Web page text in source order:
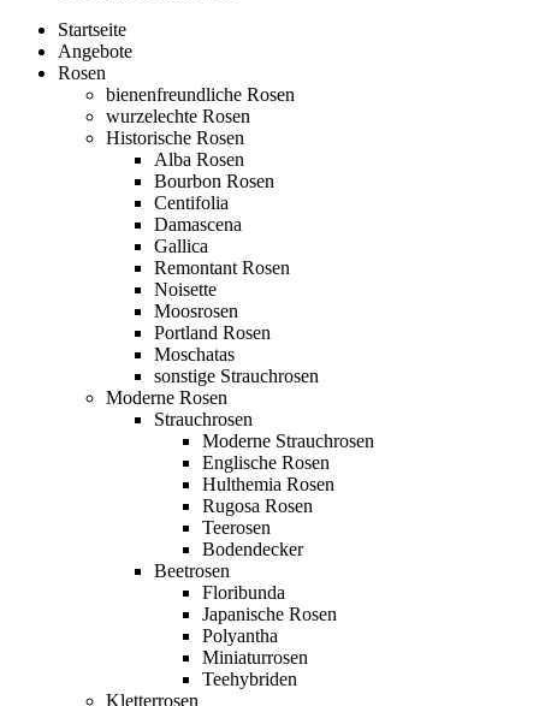
Startseite
Angebote
Rosen
bienenfreundliche Rosen
wurzelechte Rosen
Historische Rosen
Alba Rosen
Bourbon Rosen
Centifolia
Damascena
Gallica
Remontant Rosen
Noisette
Moosrosen
Portland Rosen
Moschatas
sonstige Strauchrosen
Moderne Rosen
Strauchrosen
Moderne Strauchrosen
Englische Rosen
Hulthemia Rosen
Rugosa Rosen
Teerosen
Bodendecker
Beetrosen
Floribunda
Japanische Rosen
Polyantha
Miniaturrosen
Teehybriden
Kletterrosen